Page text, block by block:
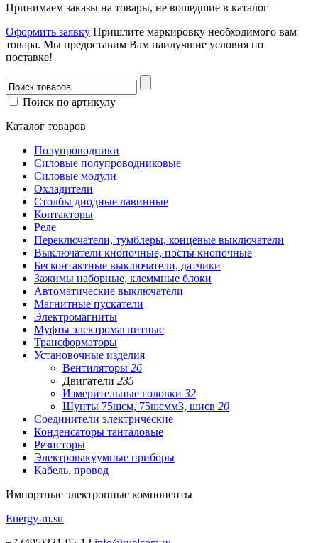
Принимаем заказы на товары, не вошедшие в каталог
Оформить заявку Пришлите маркировку необходимого вам
товара. Мы предоставим Вам наилучшие условия по
поставке!
Поиск по артикулу
Каталог товаров
Полупроводники
Силовые полупроводниковые
Силовые модули
Охладители
Столбы диодные лавинные
Контакторы
Реле
Переключатели, тумблеры, концевые выключатели
Выключатели кнопочные, посты кнопочные
Бесконтактные выключатели, датчики
Зажимы наборные, клеммные блоки
Автоматические выключатели
Магнитные пускатели
Электромагниты
Муфты электромагнитные
Трансформаторы
Установочные изделия
Вентиляторы 26
Двигатели 235
Измерительные головки 32
Шунты 75шсм, 75шсмм3, шисв 20
Соединители электрические
Конденсаторы танталовые
Резисторы
Электровакуумные приборы
Кабель. провод
Импортные электронные компоненты
Energy-m.su